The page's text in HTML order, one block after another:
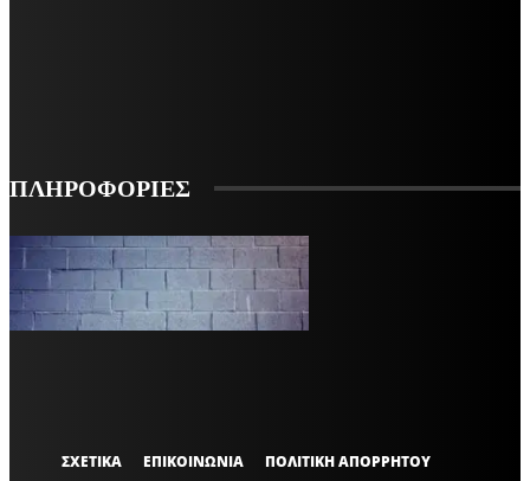
ΠΛΗΡΟΦΟΡΙΕΣ
VARiEMAi
OFFICIAL
ΣΧΕΤΙΚΑ ΕΠΙΚΟΙΝΩΝΙΑ ΠΟΛΙΤΙΚΗ ΑΠΟΡΡΗΤΟΥ